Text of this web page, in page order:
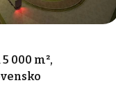
000 m²,